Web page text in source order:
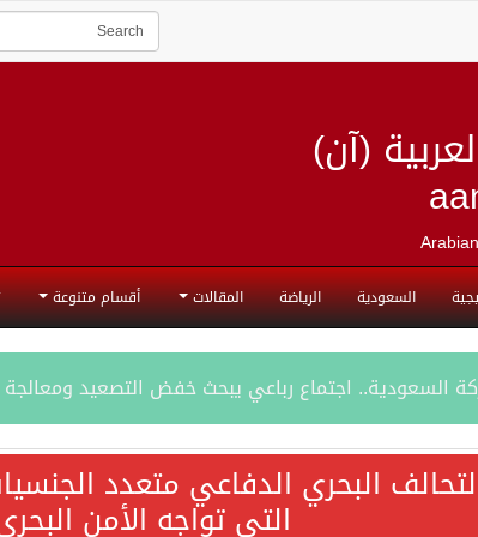
(آن)
السعودية الرياضة المقالات أقسام متنوعة
السعودية.. اجتماع رباعي يبحث خفض التصعيد ومعالجة
السعودي: جميع إجراءات إسرائيل الأحادية في
البحري الدفاعي متعدد
التي تواجه الأمن